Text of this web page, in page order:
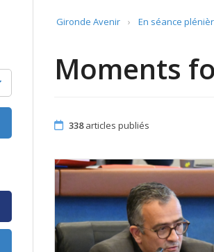
Gironde Avenir › En séance
Moments
338articles publiés